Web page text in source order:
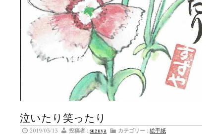
泣いたり笑ったり
2019/03/13 投稿者 : suzuya カテゴリー : 絵手紙